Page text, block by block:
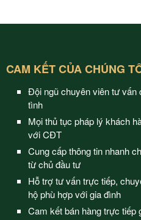
CAM KẾT CỦA CHÚNG
Đội ngũ chuyên viên tư vấn
tình
Mọi thủ tục pháp lý khách
với CĐT
Cung cấp thông tin nhanh
từ chủ đầu tư
Hỗ trợ tư vấn trực tiếp,
hộ phù hợp với gia đình
Cam kết bán hàng trực tiếp